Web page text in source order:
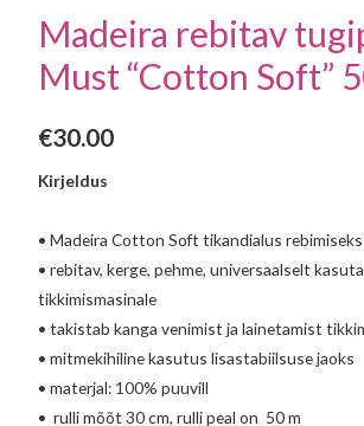
Madeira rebitav
Must “Cotton Soft”
€30.00
Kirjeldus
• Madeira Cotton Soft tikandialus
• rebitav, kerge, pehme, universaalselt
tikkimismasinale
• takistab kanga venimist ja lainetamist
• mitmekihiline kasutus lisastabiilsuse jaoks
• materjal: 100% puuvill
• rulli mõõt 30 cm, rulli peal on 50 m